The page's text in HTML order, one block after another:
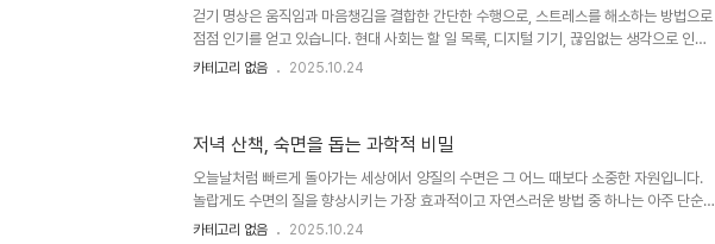
불편하다는 이유로 몇 주 만에 그만두게 됩니다. 도보 출퇴근은 이러한 장벽을 제거해 줍니
다..
걷기 명상은 움직임과 마음챙김을 결합한 간단한 수행으로, 스트레스를 해소하는 방법으로
점점 인기를 얻고 있습니다. 현대 사회는 할 일 목록, 디지털 기기, 끊임없는 생각으로 인해
마음이 쉽게 지치기 쉬운 환경입니다. 걷기 명상은 이러한 과부하를 해소할 수 있는 전체적
움직임을 통해 현재에 집중하게 합니다걷기 명상에서는 걸음, 호흡, 주변 환경에 대한 인식
을 통해 현재 순간에 자신을 고정시킵니다. 머릿속을 맴도는 생각이나 미래에 대한 걱정에
서 ..
카테고리 없음 2025.10.24
저녁 산책, 숙면을 돕는 과학적 비밀
오늘날처럼 빠르게 돌아가는 세상에서 양질의 수면은 그 어느 때보다 소중한 자원입니다.
놀랍게도 수면의 질을 향상시키는 가장 효과적이고 자연스러운 방법 중 하나는 아주 단순합
니다: 바로 저녁에 걷는 것입니다. 저녁 산책은 단순히 긴장을 푸는 것을 넘어서, 수면 주기
카테고리 없음 2025.10.24